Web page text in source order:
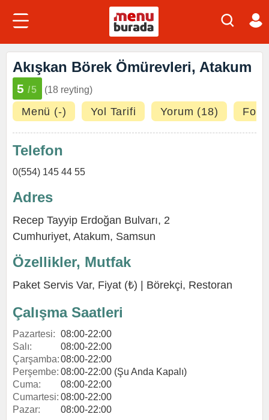
Akışkan Börek Ömürevleri, Atakum
5 /5 (18 reyting)
Menü (-) Yol Tarifi Yorum (18)
Telefon
0(554) 145 44 55
Adres
Recep Tayyip Erdoğan Bulvarı, 2
Cumhuriyet, Atakum, Samsun
Özellikler, Mutfak
Paket Servis Var, Fiyat (₺) | Börekçi, Restoran
Çalışma Saatleri
Pazartesi: 08:00-22:00
Salı:
08:00-22:00
Çarşamba:08:00-22:00
Perşembe: 08:00-22:00 (Şu Anda Kapalı)
Cuma:
08:00-22:00
Cumartesi: 08:00-22:00
Pazar:
08:00-22:00